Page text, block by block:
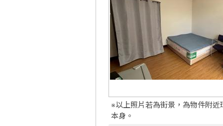
※以上照片若為街景，為物件附近
本身。